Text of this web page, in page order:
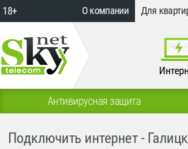
18+ О компании Для
Антивирусная защита
Подключить интернет -